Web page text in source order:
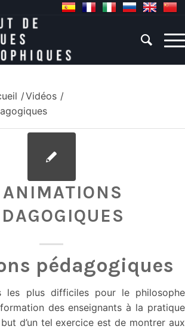
/Vidéos /
pédagogiques
les plus difficiles pour le philosophe
des enseignants à la pratique
d’un tel exercice est de montrer aux